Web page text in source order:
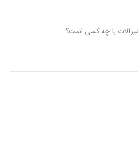
شیرآلات با چه کسی است؟